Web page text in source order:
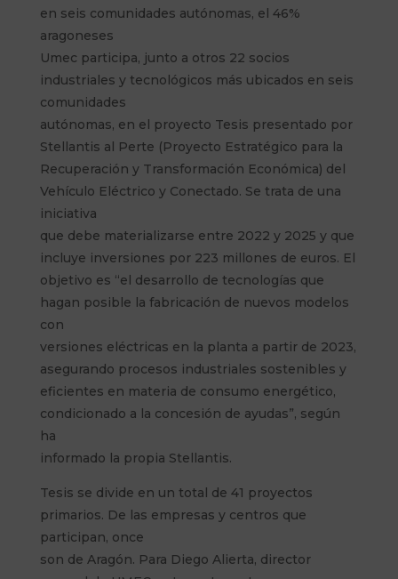
en seis comunidades autónomas, el 46%
aragoneses
Umec participa, junto a otros 22 socios
industriales y tecnológicos más ubicados en seis
comunidades
autónomas, en el proyecto Tesis presentado por
Stellantis al Perte (Proyecto Estratégico para la
Recuperación y Transformación Económica) del
Vehículo Eléctrico y Conectado. Se trata de una
iniciativa
que debe materializarse entre 2022 y 2025 y que
incluye inversiones por 223 millones de euros. El
objetivo es “el desarrollo de tecnologías que
hagan posible la fabricación de nuevos modelos
con
versiones eléctricas en la planta a partir de 2023,
asegurando procesos industriales sostenibles y
eficientes en materia de consumo energético,
condicionado a la concesión de ayudas”, según
ha
informado la propia Stellantis.
Tesis se divide en un total de 41 proyectos
primarios. De las empresas y centros que
participan, once
son de Aragón. Para Diego Alierta, director